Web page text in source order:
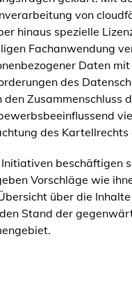
von
hinaus spezielle
Fachanwendung
Daten
des
den Zusammenschluss
des Kartellrechts
beschäftigen
Vorschläge wie
über die
Stand der